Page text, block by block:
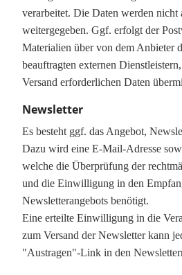
verarbeitet. Die Daten werden nicht
weitergegeben. Ggf. erfolgt der
Materialien über von dem Anbieter
beauftragten externen
Versand erforderlichen Daten
Newsletter
Es besteht ggf. das Angebot,
Dazu wird eine E-Mail-Adresse
welche die Überprüfung der
und die Einwilligung in den
Newsletterangebots benötigt.
Eine erteilte Einwilligung in die
zum Versand der Newsletter kann
"Austragen"-Link in den